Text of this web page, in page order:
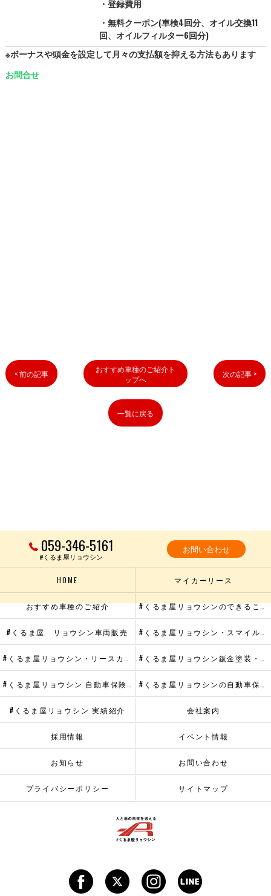
・登録費用
・無料クーポン(車検4回分、オイル交換11
回、オイルフィルター6回分)
※ボーナスや頭金を設定して月々の支払額を抑える方法もあります
お問合せ
< 前の記事
おすすめ車種のご紹介ト
ップへ
次の記事 >
一覧に戻る
059-346-5161
#くるま屋リョウシン
お問い合わせ
HOME マイカーリース
おすすめ車種のご紹介 #くるま屋リョウシンのできること
#くるま屋 リョウシン車両販売
#くるま屋リョウシン 実績紹介 会社案内
採用情報 イベント情報
お知らせ お問い合わせ
プライバシーポリシー サイトマップ